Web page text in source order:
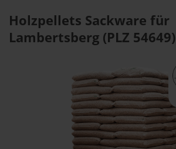
Holzpellets Sackware für
Lambertsberg (PLZ 54649)